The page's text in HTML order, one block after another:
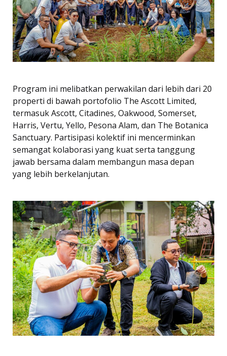
Program ini melibatkan perwakilan dari lebih dari 20
properti di bawah portofolio The Ascott Limited,
termasuk Ascott, Citadines, Oakwood, Somerset,
Harris, Vertu, Yello, Pesona Alam, dan The Botanica
Sanctuary. Partisipasi kolektif ini mencerminkan
semangat kolaborasi yang kuat serta tanggung
jawab bersama dalam membangun masa depan
yang lebih berkelanjutan.